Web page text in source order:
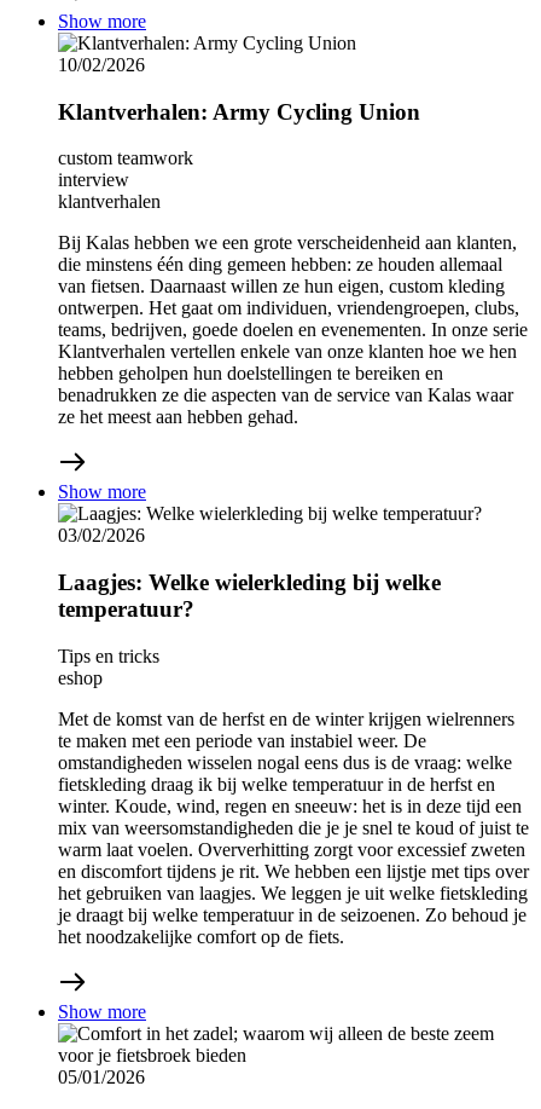
Show more
10/02/2026
Klantverhalen: Army Cycling Union
custom teamwork
interview
klantverhalen
Bij Kalas hebben we een grote verscheidenheid aan klanten,
die minstens één ding gemeen hebben: ze houden allemaal
van fietsen. Daarnaast willen ze hun eigen, custom kleding
ontwerpen. Het gaat om individuen, vriendengroepen, clubs,
teams, bedrijven, goede doelen en evenementen. In onze serie
Klantverhalen vertellen enkele van onze klanten hoe we hen
hebben geholpen hun doelstellingen te bereiken en
benadrukken ze die aspecten van de service van Kalas waar
ze het meest aan hebben gehad.
Show more
03/02/2026
Laagjes: Welke wielerkleding bij welke
temperatuur?
Tips en tricks
eshop
Met de komst van de herfst en de winter krijgen wielrenners
te maken met een periode van instabiel weer. De
omstandigheden wisselen nogal eens dus is de vraag: welke
fietskleding draag ik bij welke temperatuur in de herfst en
winter. Koude, wind, regen en sneeuw: het is in deze tijd een
mix van weersomstandigheden die je je snel te koud of juist te
warm laat voelen. Oververhitting zorgt voor excessief zweten
en discomfort tijdens je rit. We hebben een lijstje met tips over
het gebruiken van laagjes. We leggen je uit welke fietskleding
je draagt bij welke temperatuur in de seizoenen. Zo behoud je
het noodzakelijke comfort op de fiets.
Show more
05/01/2026